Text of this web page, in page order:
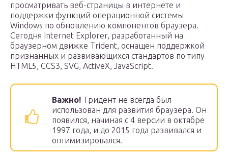
просматривать веб-страницы в интернете и
поддержки функций операционной системы
Windows по обновлению компонентов браузера.
Сегодня Internet Explorer, разработанный на
браузерном движке Trident, оснащен поддержкой
признанных и развивающихся стандартов по типу
HTML5, CCS3, SVG, ActiveX, JavaScript.
Важно! Тридент не всегда был
использован для развития браузера. Он
появился, начиная с 4 версии в октябре
1997 года, и до 2015 года развивался и
оптимизировался.